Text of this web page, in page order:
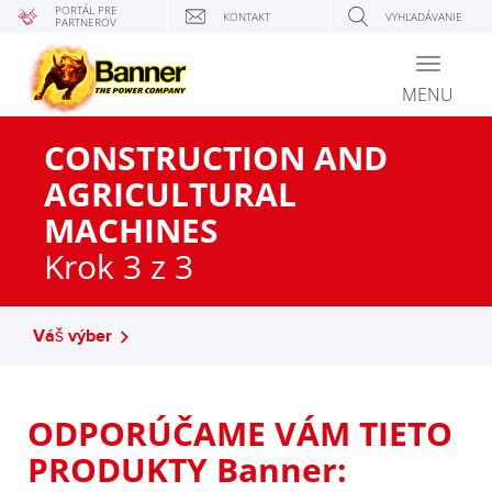
PORTÁL PRE
PARTNEROV KONTAKT VYHĽADÁVANIE
Toggle
MENU
CONSTRUCTION AND
AGRICULTURAL
MACHINES
Krok 3 z 3
Váš výber
ODPORÚČAME VÁM TIETO
PRODUKTY Banner: